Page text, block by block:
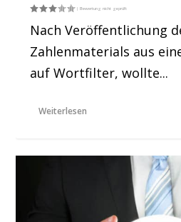
Nach Veröffentlichung
Zahlenmaterials aus
auf Wortfilter, wollte...
Weiterlesen